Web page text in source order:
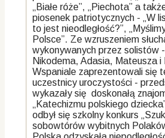
„Białe róże”, „Piechota” a
piosenek patriotycznych - „W
to jest nieodległość?”,
Polsce”. Ze wzruszeniem
wykonywanych przez solistów
Nikodema, Adasia, Mateusza i
Wspaniale zaprezentowali się
uczestnicy uroczystości -
wykazały się doskonałą
„Katechizmu polskiego
odbył się szkolny konkurs
sobowtórów wybitnych